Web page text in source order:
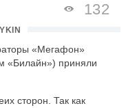
132
«Мегафон»
«Билайн») приняли
сторон. Так как